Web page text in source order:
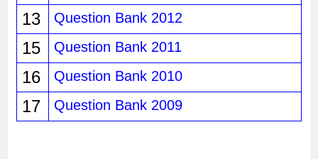
13 Question Bank 2012
15 Question Bank 2011
16 Question Bank 2010
17 Question Bank 2009